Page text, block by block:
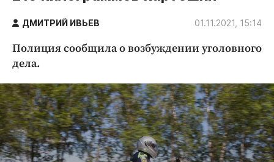
Авто и транспорт
Криминал
Недвижимость и ЖКХ
Образование
Общество
Погода
ДМИТРИЙ ИВЬЕВ 01.11.2021, 15:14
Полиция сообщила о возбуждении уголовного
дела.